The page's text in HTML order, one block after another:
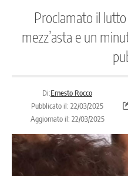
Proclamato il
mezz’asta e un
Di:Ernesto Rocco
Pubblicato il: 22/03/2025
Aggiornato il: 22/03/2025